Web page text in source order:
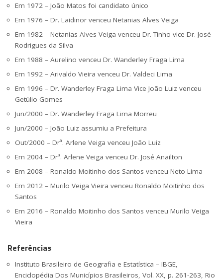
Em 1972 – João Matos foi candidato único
Em 1976 – Dr. Laidinor venceu Netanias Alves Veiga
Em 1982 – Netanias Alves Veiga venceu Dr. Tinho vice Dr. José
Rodrigues da Silva
Em 1988 – Aurelino venceu Dr. Wanderley Fraga Lima
Em 1992 – Arivaldo Vieira venceu Dr. Valdeci Lima
Em 1996 – Dr. Wanderley Fraga Lima Vice João Luiz venceu
Getúlio Gomes
Jun/2000 – Dr. Wanderley Fraga Lima Morreu
Jun/2000 – João Luiz assumiu a Prefeitura
Out/2000 – Drª. Arlene Veiga venceu João Luiz
Em 2004 – Drª. Arlene Veiga venceu Dr. José Anailton
Em 2008 – Ronaldo Moitinho dos Santos venceu Neto Lima
Em 2012 – Murilo Veiga Vieira venceu Ronaldo Moitinho dos
Santos
Em 2016 – Ronaldo Moitinho dos Santos venceu Murilo Veiga
Vieira
Referências
Instituto Brasileiro de Geografia e Estatística – IBGE,
Enciclopédia Dos Municípios Brasileiros, Vol. XX, p. 261-263, Rio